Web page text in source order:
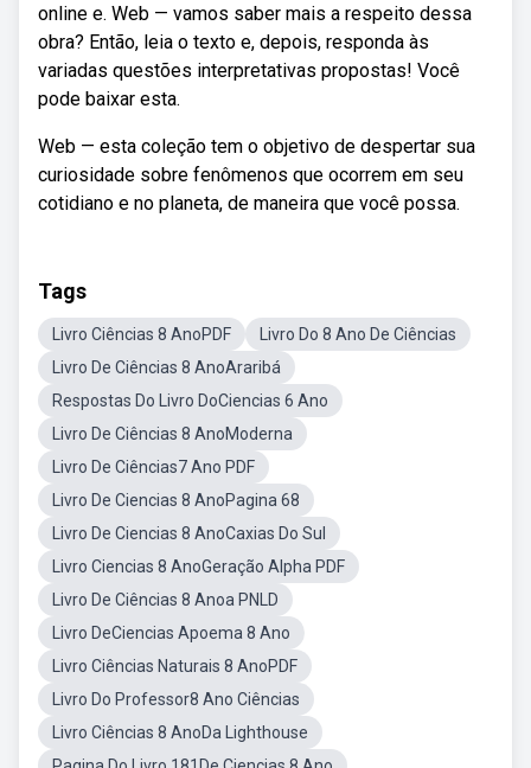
online e. Web — vamos saber mais a respeito dessa
obra? Então, leia o texto e, depois, responda às
variadas questões interpretativas propostas! Você
pode baixar esta.
Web — esta coleção tem o objetivo de despertar sua
curiosidade sobre fenômenos que ocorrem em seu
cotidiano e no planeta, de maneira que você possa.
Tags
Livro Ciências 8 AnoPDF
Livro Do 8 Ano De Ciências
Livro De Ciências 8 AnoAraribá
Respostas Do Livro DoCiencias 6 Ano
Livro De Ciências 8 AnoModerna
Livro De Ciências7 Ano PDF
Livro De Ciencias 8 AnoPagina 68
Livro De Ciencias 8 AnoCaxias Do Sul
Livro Ciencias 8 AnoGeração Alpha PDF
Livro De Ciências 8 Anoa PNLD
Livro DeCiencias Apoema 8 Ano
Livro Ciências Naturais 8 AnoPDF
Livro Do Professor8 Ano Ciências
Livro Ciências 8 AnoDa Lighthouse